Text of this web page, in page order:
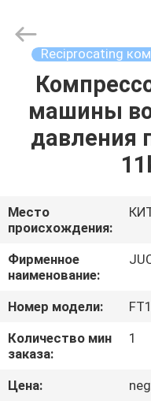
ДОМ
ПРОДУКТЫ
НАС
ФАБРИКИ
ПРОВЕРКА
КАЧЕСТВА
Management
Services
Reciprocating
машины
Место
происхождения:
Фирменное
наименование:
Номер модели:
Количество мин
заказа:
1
Цена: